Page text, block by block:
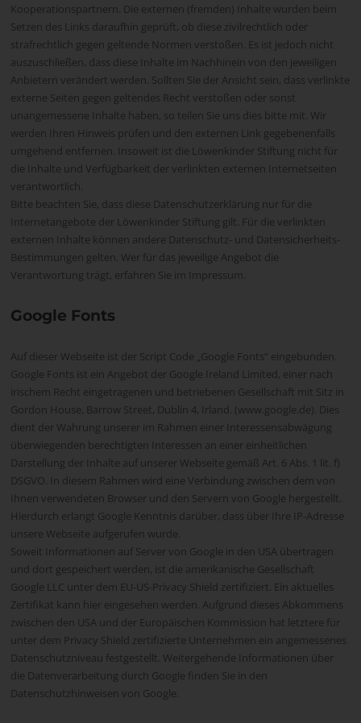
Kooperationspartnern. Die externen (fremden) Inhalte wurden beim
Setzen des Links daraufhin geprüft, ob diese zivilrechtlich oder
strafrechtlich gegen geltende Normen verstoßen. Es ist jedoch nicht
auszuschließen, dass diese Inhalte im Nachhinein von den jeweiligen
Anbietern verändert werden. Sollten Sie der Ansicht sein, dass verlinkte
externe Seiten gegen geltendes Recht verstoßen oder sonst
unangemessene Inhalte haben, so teilen Sie uns dies bitte mit. Wir
werden Ihren Hinweis prüfen und den externen Link gegebenenfalls
umgehend entfernen. Insoweit ist die Löwenkinder Stiftung nicht für
die Inhalte und Verfügbarkeit der verlinkten externen Internetseiten
verantwortlich.
Bitte beachten Sie, dass diese Datenschutzerklärung nur für die
Internetangebote der Löwenkinder Stiftung gilt. Für die verlinkten
externen Inhalte können andere Datenschutz- und Datensicherheits-
Bestimmungen gelten. Wer für das jeweilige Angebot die
Verantwortung trägt, erfahren Sie im Impressum.
Google Fonts
Auf dieser Webseite ist der Script Code „Google Fonts“ eingebunden.
Google Fonts ist ein Angebot der Google Ireland Limited, einer nach
irischem Recht eingetragenen und betriebenen Gesellschaft mit Sitz in
Gordon House, Barrow Street, Dublin 4, Irland. (www.google.de). Dies
dient der Wahrung unserer im Rahmen einer Interessensabwägung
überwiegenden berechtigten Interessen an einer einheitlichen
Darstellung der Inhalte auf unserer Webseite gemäß Art. 6 Abs. 1 lit. f)
DSGVO. In diesem Rahmen wird eine Verbindung zwischen dem von
Ihnen verwendeten Browser und den Servern von Google hergestellt.
Hierdurch erlangt Google Kenntnis darüber, dass über Ihre IP-Adresse
unsere Webseite aufgerufen wurde.
Soweit Informationen auf Server von Google in den USA übertragen
und dort gespeichert werden, ist die amerikanische Gesellschaft
Google LLC unter dem EU-US-Privacy Shield zertifiziert. Ein aktuelles
Zertifikat kann hier eingesehen werden. Aufgrund dieses Abkommens
zwischen den USA und der Europäischen Kommission hat letztere für
unter dem Privacy Shield zertifizierte Unternehmen ein angemessenes
Datenschutzniveau festgestellt. Weitergehende Informationen über
die Datenverarbeitung durch Google finden Sie in den
Datenschutzhinweisen von Google.